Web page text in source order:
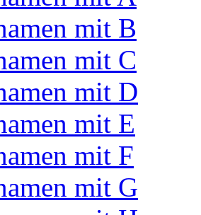
mit B
mit C
mit D
mit E
mit F
mit G